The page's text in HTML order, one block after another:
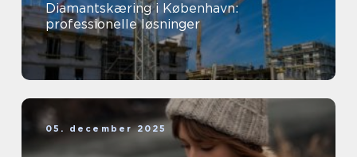
Diamantskæring i København:
professionelle løsninger
05. december 2025